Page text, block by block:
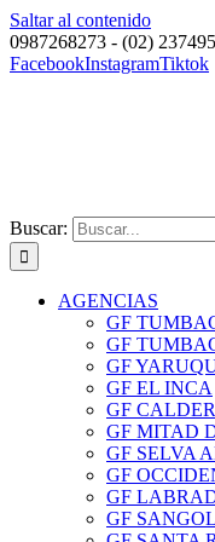
Saltar al contenido
0987268273 - (02)
FacebookInstagramTiktok
Buscar:
AGENCIAS
GF
GF
GF
GF EL INCA
GF
GF MITAD
GF SELVA
GF
GF
GF